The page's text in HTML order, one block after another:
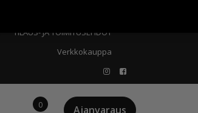
TILAUS- JA TOIMITUSEHDOT
Verkkokauppa
Ajanvaraus
0